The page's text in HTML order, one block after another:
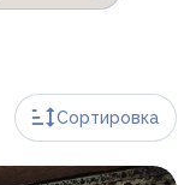
Сортировка